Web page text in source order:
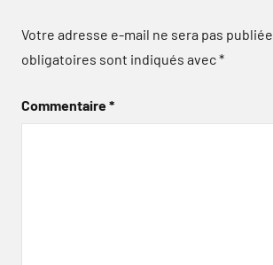
Votre adresse e-mail ne sera pas publiée.
obligatoires sont indiqués avec*
Commentaire*